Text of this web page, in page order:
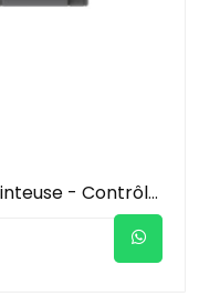
HIKVISION DS-K1T8003MF - Pointeuse - Contrôle accès - Authentification par Empreinte, code, carte RFID/MiFare